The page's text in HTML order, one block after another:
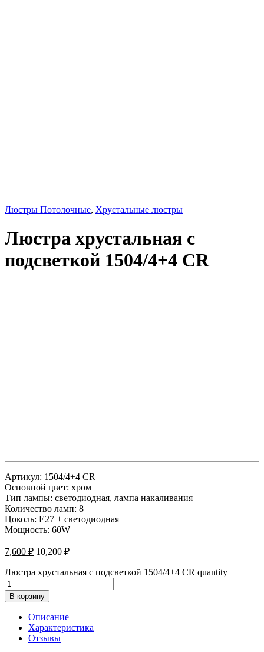
Люстры Потолочные, Хрустальные люстры
Люстра хрустальная с
подсветкой 1504/4+4 CR
Артикул: 1504/4+4 CR
Основной цвет: хром
Тип лампы: светодиодная, лампа накаливания
Количество ламп: 8
Цоколь: E27 + светодиодная
Мощность: 60W
7,600 ₽ 10,200₽
Люстра хрустальная с подсветкой 1504/4+4 CR quantity
В корзину
Описание
Характеристика
Отзывы